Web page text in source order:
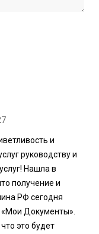
и
руководству и
Нашла в
получение и
РФ сегодня
Документы».
это будет